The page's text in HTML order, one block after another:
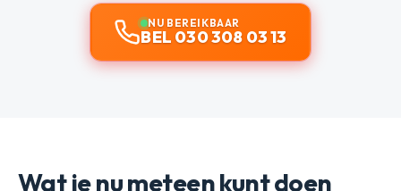
NU BEREIKBAAR
BEL 030 308 03 13
Wat je nu meteen kunt doen